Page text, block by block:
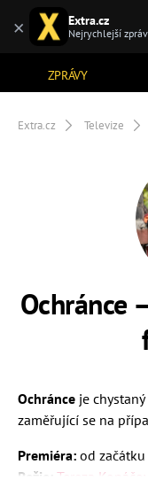
ZPRÁVY
Extra.cz Televize
Ochránce
Ochránce je
zaměřující se na
Premiéra: od
Režie:
Tereza
× Extra.cz
Nejrychlejší